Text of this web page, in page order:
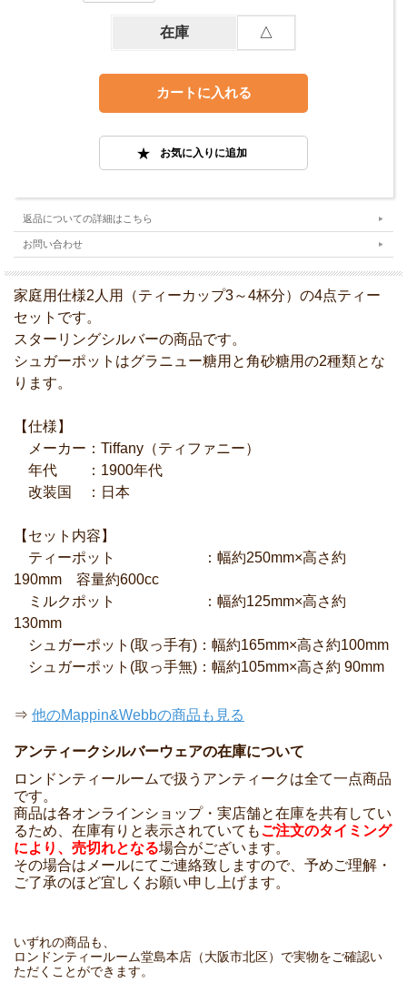
在庫 △
返品についての詳細はこちら
お問い合わせ
家庭用仕様2人用（ティーカップ3～4杯分）の4点ティー
セットです。
スターリングシルバーの商品です。
シュガーポットはグラニュー糖用と角砂糖用の2種類とな
ります。
【仕様】
メーカー：Tiffany（ティファニー）
年代 ：1900年代
改装国 ：日本
【セット内容】
ティーポット ：幅約250mm×高さ約
190mm 容量約600cc
ミルクポット ：幅約125mm×高さ約
130mm
シュガーポット(取っ手有)：幅約165mm×高さ約100mm
シュガーポット(取っ手無)：幅約105mm×高さ約 90mm
⇒ 他のMappin&Webbの商品も見る
アンティークシルバーウェアの在庫について
ロンドンティールームで扱うアンティークは全て一点商品
です。
商品は各オンラインショップ・実店舗と在庫を共有してい
るため、在庫有りと表示されていてもご注文のタイミング
により、売切れとなる場合がございます。
その場合はメールにてご連絡致しますので、予めご理解・
ご了承のほど宜しくお願い申し上げます。
いずれの商品も、
ロンドンティールーム堂島本店（大阪市北区）で実物をご確認い
ただくことができます。